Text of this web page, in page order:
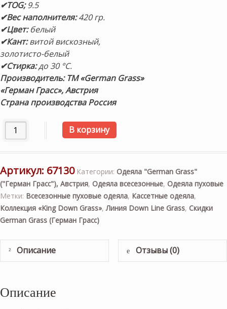
✔TOG;9.5
✔Вес наполнителя:420 гр.
✔Цвет:белый
✔Кант:витой вискозный,
золотисто-белый
✔Стирка:до 30 °С.
Производитель: ТМ «German Grass»
«Герман Грасс», Австрия
Страна производства Россия
Количество товара Всесезонное пуховое кассетное
В корзину
Артикул: 67130 Категории: Одеяла "German Grass"
("Герман Грасс"), Австрия, Одеяла всесезонные, Одеяла пуховые
Метки: Всесезонные пуховые одеяла, Кассетные одеяла,
Коллекция «King Down Grass»,Линия Down Line Grass, Скидки
German Grass (Герман Грасс)
Описание Отзывы (0)
Описание